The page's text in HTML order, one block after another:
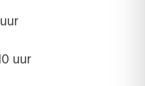
uur